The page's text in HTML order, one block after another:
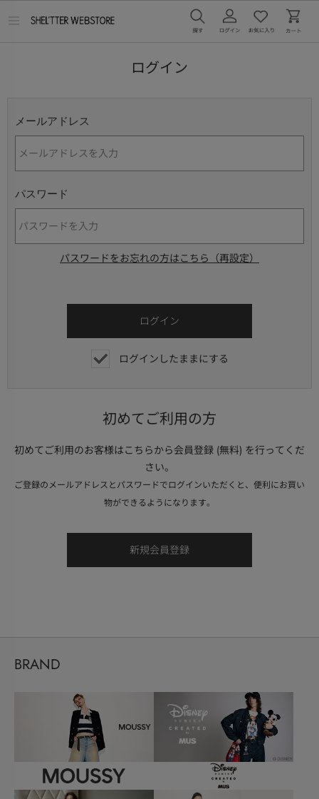
ログイン
メールアドレス
パスワード
パスワードをお忘れの方はこちら（再設定）
ログインしたままにする
初めてご利用の方
初めてご利用のお客様はこちらから会員登録 (無料) を行ってくだ
さい。
ご登録のメールアドレスとパスワードでログインいただくと、便利にお買い
物ができるようになります。
BRAND